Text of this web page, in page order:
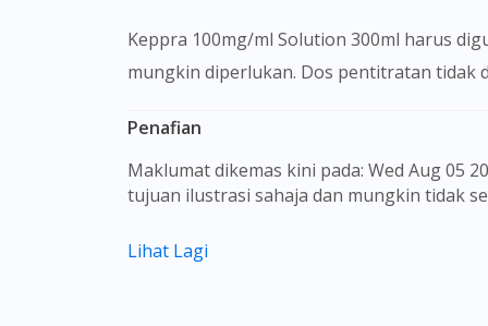
Keppra 100mg/ml Solution 300ml harus
mungkin diperlukan. Dos pentitratan tidak
Penafian
Maklumat dikemas kini pada: Wed Aug 05 2026 12:36:57 GMT+0000 (Coordinated Universal Time) Gambar barangan yang ditunjukkan hanya untuk
tujuan ilustrasi sahaja dan mungkin tidak
Kandungan laman web ini adalah
untuk membuat diagnosis atau rawatan
Lihat Lagi